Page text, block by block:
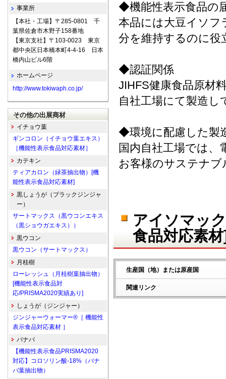
◆機能性表示食品の
本品には大豆イソ
分を維持するのに役
◆認証関係
JIHFS健康食品原材
自社工場にて製造し
◆環境に配慮した製
国内自社工場では、
お客様のサステナブ
アイソマッ
食品対応素
生産国（地）または原産国
関連リンク
事業所
【本社・工場】〒285-0801 千
葉県佐倉市木野子158番地
【東京支社】〒103-0023 東京
都中央区日本橋本町4-4-16 日本
橋内山ビル6階
ホームページ
http://www.tokiwaph.co.jp/
その他の出展商材
イチョウ葉
ギンコロン（イチョウ葉エキス）
［機能性表示食品対応素材］
カテキン
ティアカロン（緑茶抽出物）[機
能性表示食品対応素材]
黒しょうが（ブラックジンジャ
ー）
サートマックス（黒ウコンエキス
（黒ショウガエキス））
黒ウコン
黒ウコン（サートマックス）
月桂樹
ローレッシュ（月桂樹葉抽出物）
[機能性表示食品対
応/PRISMA2020実績あり]
しょうが（ジンジャー）
ジンジャーウォーマー®［ 機能性
表示食品対応素材 ］
バナバ
【機能性表示食品PRISMA2020
対応】コロソリン酸-18%（バナ
バ葉抽出物）